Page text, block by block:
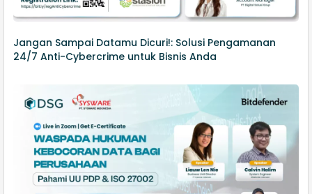
Jangan Sampai Datamu Dicuri!: Solusi Pengamanan
24/7 Anti-Cybercrime untuk Bisnis Anda